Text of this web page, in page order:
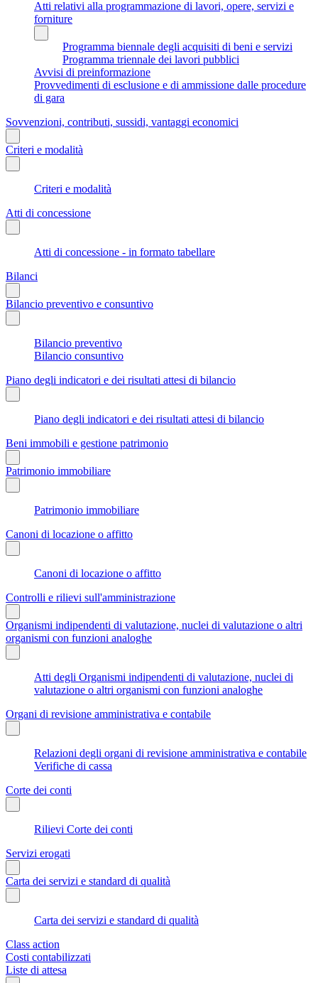
Atti relativi alla programmazione di lavori, opere, servizi e
forniture
Programma biennale degli acquisiti di beni e servizi
Programma triennale dei lavori pubblici
Avvisi di preinformazione
Provvedimenti di esclusione e di ammissione dalle procedure
di gara
Sovvenzioni, contributi, sussidi, vantaggi economici
Criteri e modalità
Criteri e modalità
Atti di concessione
Atti di concessione - in formato tabellare
Bilanci
Bilancio preventivo e consuntivo
Bilancio preventivo
Bilancio consuntivo
Piano degli indicatori e dei risultati attesi di bilancio
Piano degli indicatori e dei risultati attesi di bilancio
Beni immobili e gestione patrimonio
Patrimonio immobiliare
Patrimonio immobiliare
Canoni di locazione o affitto
Canoni di locazione o affitto
Controlli e rilievi sull'amministrazione
Organismi indipendenti di valutazione, nuclei di valutazione o altri
organismi con funzioni analoghe
Atti degli Organismi indipendenti di valutazione, nuclei di
valutazione o altri organismi con funzioni analoghe
Organi di revisione amministrativa e contabile
Relazioni degli organi di revisione amministrativa e contabile
Verifiche di cassa
Corte dei conti
Rilievi Corte dei conti
Servizi erogati
Carta dei servizi e standard di qualità
Carta dei servizi e standard di qualità
Class action
Costi contabilizzati
Liste di attesa